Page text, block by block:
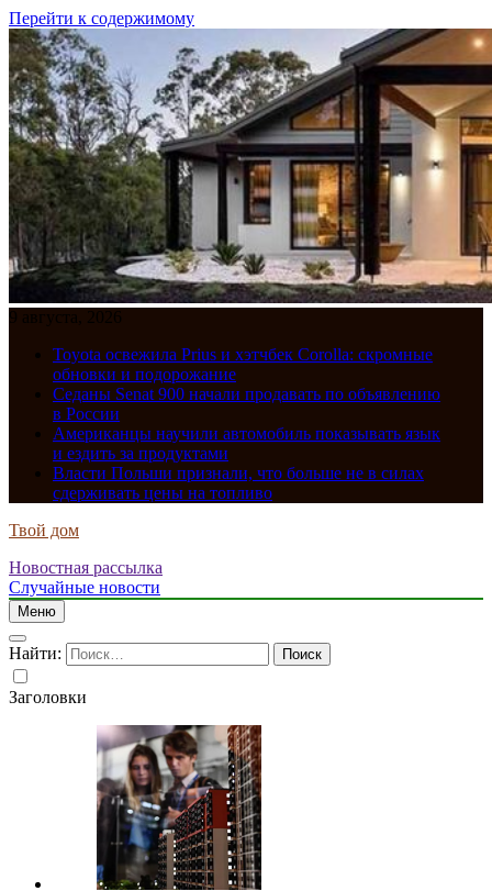
Перейти к содержимому
9 августа, 2026
Toyota освежила Prius и хэтчбек Corolla: скромные
обновки и подорожание
Седаны Senat 900 начали продавать по объявлению
в России
Американцы научили автомобиль показывать язык
и ездить за продуктами
Власти Польши признали, что больше не в силах
сдерживать цены на топливо
Твой дом
Новостная рассылка
Случайные новости
Меню
Найти:
Заголовки